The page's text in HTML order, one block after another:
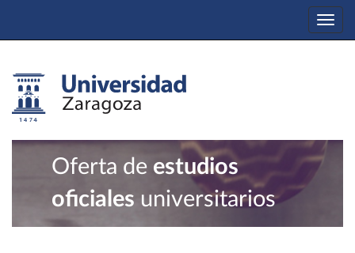
Oferta de estudios
oficiales universitarios